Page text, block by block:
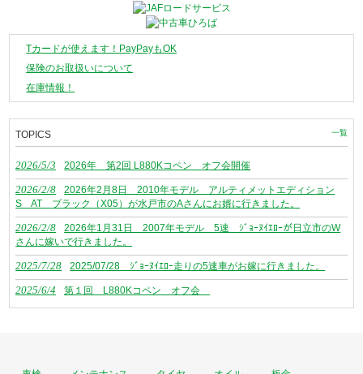
Tカードが使えます！PayPayもOK
保険のお取扱いについて
在庫情報！
TOPICS 一覧
2026/5/3 2026年 第2回 L880Kコペン オフ会開催
2026/2/8
2026年2月8日 2010年モデル アルティメットエディション
S AT ブラック（X05）が水戸市のAさんにお婿に行きました。
2026/2/8
2026年1月31日 2007年モデル 5速 ｼﾞｮｰﾇｲｴﾛｰが日立市のW
さんに嫁いで行きました。
2025/7/28 2025/07/28 ｼﾞｮｰﾇｲｴﾛｰ走りの5速車がお嫁に行きました。
2025/6/4 第１回 L880Kコペン オフ会